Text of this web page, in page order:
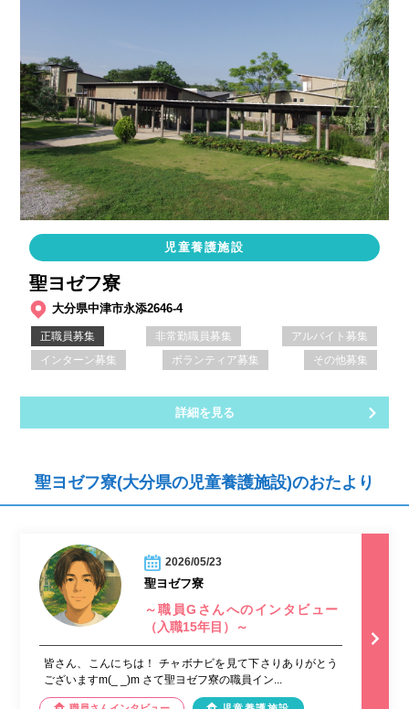
児童養護施設
聖ヨゼフ寮
大分県中津市永添2646-4
正職員募集 非常勤職員募集
アルバイト募集
インターン募集
ボランティア募集 その他募集
詳細を見る
聖ヨゼフ寮(大分県の児童養護施設)のおたより
2026/05/23
聖ヨゼフ寮
～職員Gさんへのインタビュー
（入職15年目）～
皆さん、こんにちは！ チャボナビを見て下さりありがとう
ございますm(_ _)m さて聖ヨゼフ寮の職員イン...